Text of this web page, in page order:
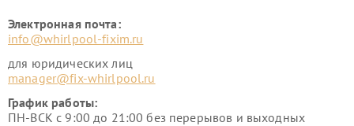
Электронная почта:
info@whirlpool-fixim.ru
для юридических лиц
manager@fix-whirlpool.ru
График работы:
ПН-ВСК с 9:00 до 21:00 без перерывов и выходных